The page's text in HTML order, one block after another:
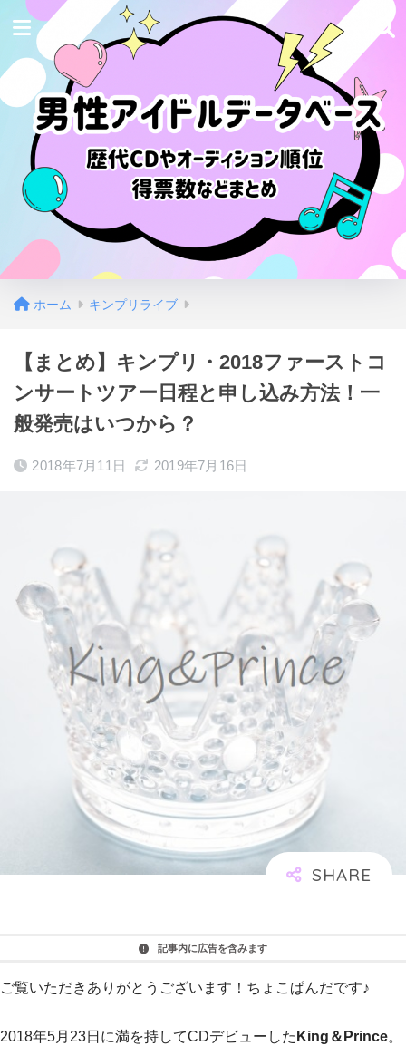
ホーム キンプリライブ
【まとめ】キンプリ・2018ファーストコ
ンサートツアー日程と申し込み方法！一
般発売はいつから？
2018年7月11日 2019年7月16日
記事内に広告を含みます
ご覧いただきありがとうございます！ちょこぱんだです♪
2018年5月23日に満を持してCDデビューした King＆Prince。